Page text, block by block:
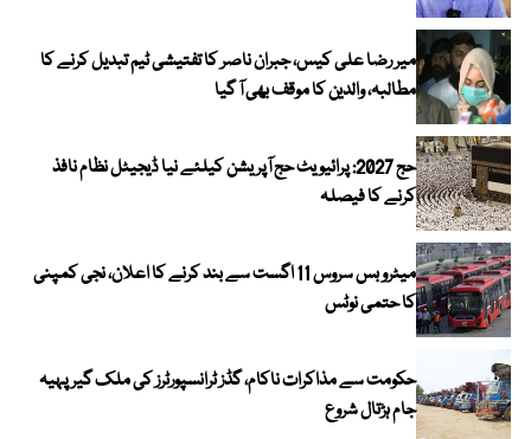
میر رضا علی کیس، جبران ناصر کا تفتیشی ٹیم تبدیل کرنے کا
مطالبہ، والدین کا موقف بھی آ گیا
حج 2027: پرائیویٹ حج آپریشن کیلئے نیا ڈیجیٹل نظام نافذ
کرنے کا فیصلہ
میٹرو بس سروس 11 اگست سے بند کرنے کا اعلان، نجی کمپنی
کا حتمی نوٹس
حکومت سے مذاکرات ناکام، گڈز ٹرانسپورٹرز کی ملک گیر پہیہ
جام ہڑتال شروع